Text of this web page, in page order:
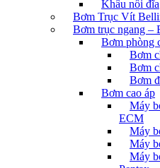
Khâu nối đĩa
Bơm Trục Vít
Bơm trục ngang –
Bơm phòng
Bơm
Bơm
Bơm
Bơm cao áp
Máy
ECM
Máy
Máy
Máy